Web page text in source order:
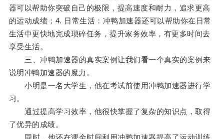
器可以帮助你突破自己的极限，提高速度和耐力，追求更高
的运动成绩；4. 日常生活：冲鸭加速器还可以帮助你在日常
生活中更快地完成琐碎任务，提升家务效率，有更多时间去
享受生活。
三、冲鸭加速器的真实案例让我们看一个真实的案例来
说明冲鸭加速器的魔力。
小明是一名大学生，他在考试前使用冲鸭加速器进行学
习。
通过提高学习效率，他很快掌握了复杂的知识点，取得
了优异的成绩。